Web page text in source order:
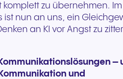
zu übernehmen.
nun an uns, ein
an KI vor Angst zu
und